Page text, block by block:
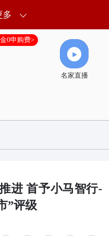
多
0申购费>
名家直播
进 首予小马智行-
”评级